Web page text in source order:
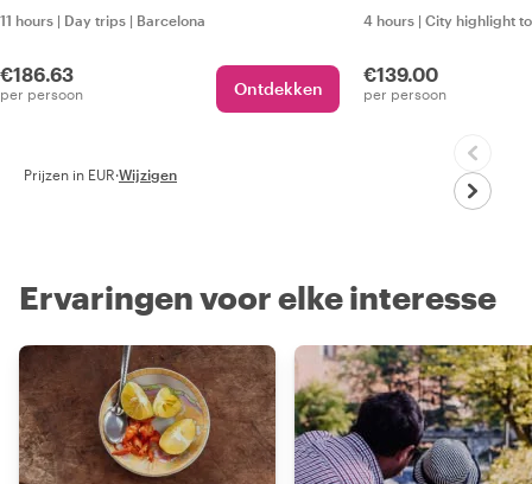
11 hours | Day trips | Barcelona
€186.63
per persoon Ontdekken
4 hours | City highlight
€139.00
per persoon
Prijzen in EUR·Wijzigen
Ervaringen voor elke interesse